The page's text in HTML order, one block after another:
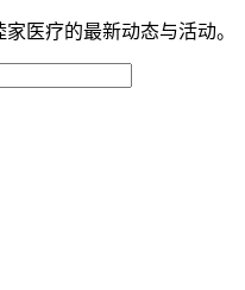
医疗的最新动态与活动。